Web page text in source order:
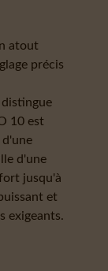
atout
précis
10 est
d'une
jusqu'à
et
exigeants.